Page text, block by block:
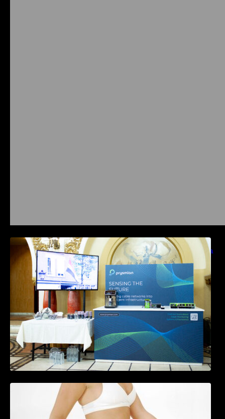
Prysmian aduce la COMM26 tehnologii de
sensing si Digital Energy pentru monitorizarea
in timp real a infrastrucrutilor critice
Tratamentul Wegovy® generează o scădere
în greutate de până la 22,6% la femei în
perioada menopauzei și reduce la jumătate
riscul de migrene